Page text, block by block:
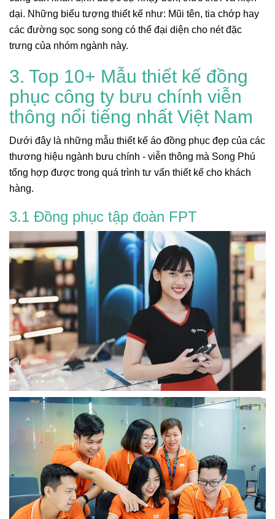
dại. Những biểu tượng thiết kế như: Mũi tên, tia chớp hay
các đường sọc song song có thể đại diện cho nét đặc
trưng của nhóm ngành này.
3. Top 10+ Mẫu thiết kế đồng
phục công ty bưu chính viễn
thông nổi tiếng nhất Việt Nam
Dưới đây là những mẫu thiết kế áo đồng phục đẹp của các
thương hiệu ngành bưu chính - viễn thông mà Song Phú
tổng hợp được trong quá trình tư vấn thiết kế cho khách
hàng.
3.1 Đồng phục tập đoàn FPT